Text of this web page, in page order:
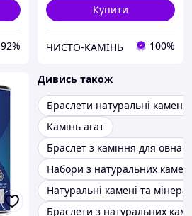
92%
Купити
ЧИСТО-КАМІНЬ 100%
Дивись також
Браслети натуральні камені
Камінь агат
Браслет з каміння для овна
Набори з натуральних
Натуральні камені та
Браслети з натуральних